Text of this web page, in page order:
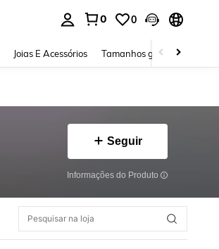
0 0
Joias E Acessórios Tamanhos grandes
Seguir
Informações do Produto